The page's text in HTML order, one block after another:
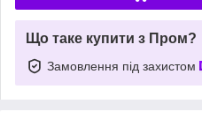
Що таке купити з Пром?
Замовлення під захистом